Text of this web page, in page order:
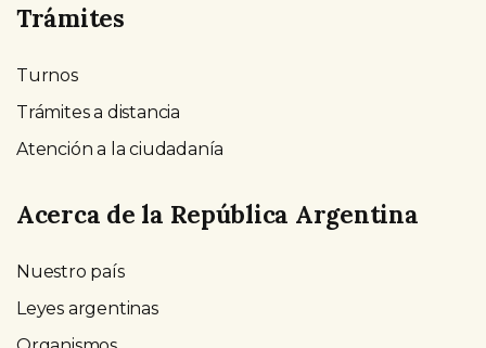
Trámites
Turnos
Trámites a distancia
Atención a la ciudadanía
Acerca de la República Argentina
Nuestro país
Leyes argentinas